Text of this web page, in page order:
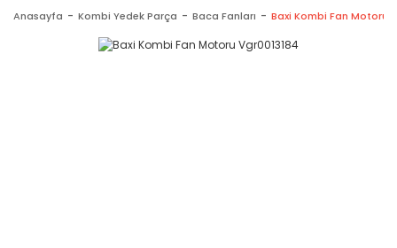
Anasayfa Kombi Yedek Parça Baca Fanları Baxi Kombi Fan Motoru